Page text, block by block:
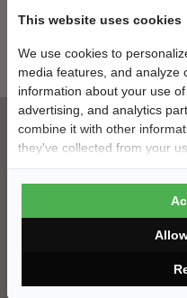
Nieuwsbrief
E-mailadres
Klantenservice
Veelgestelde vragen
This website uses cookies
We use cookies to
media features, and analyze
information about your use
advertising, and analytics
combine it with other
they've collected from your